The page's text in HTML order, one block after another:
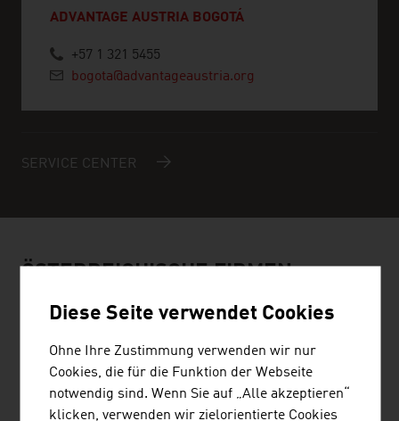
ADVANTAGE AUSTRIA BOGOTÁ
+57 1 321 5455
bogota@advantageaustria.org
SERVICE CENTER
ÖSTERREICHISCHE FIRMEN -
INFRASTRUKTUR
Diese Seite verwendet Cookies
Ohne Ihre Zustimmung verwenden wir nur
Cookies, die für die Funktion der Webseite
notwendig sind. Wenn Sie auf „Alle akzeptieren“
klicken, verwenden wir zielorientierte Cookies